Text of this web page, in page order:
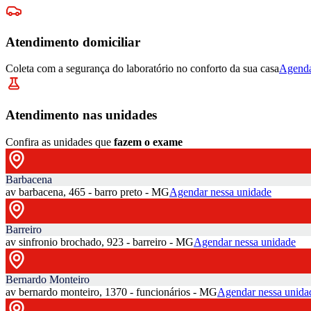
Atendimento domiciliar
Coleta com a segurança do laboratório no conforto da sua casa
Atendimento nas unidades
Confira as unidades que fazem o exame
Barbacena
av barbacena, 465 - barro preto - MGAgendar nessa unidade
Barreiro
av sinfronio brochado, 923 - barreiro - MGAgendar nessa unidade
Bernardo Monteiro
av bernardo monteiro, 1370 - funcionários - MGAgendar nessa